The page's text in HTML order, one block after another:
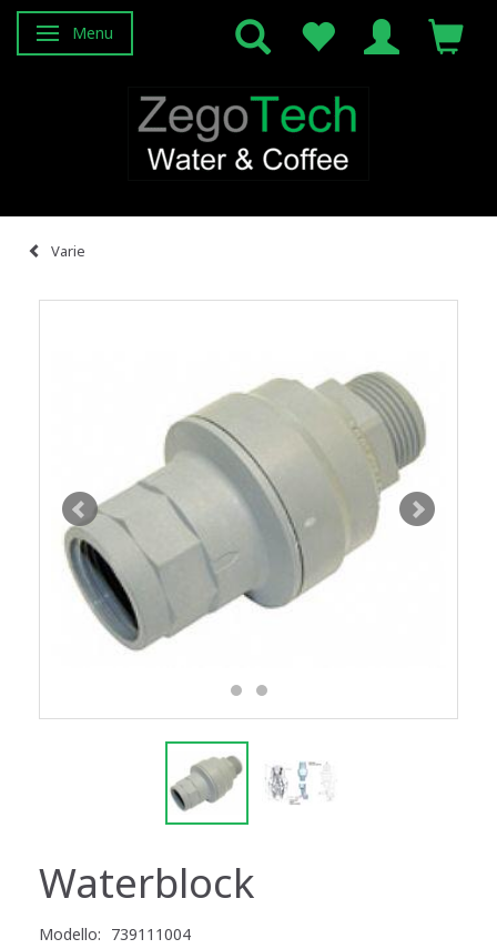
Attiva/disattiva navigazione
Menu
Varie
Waterblock
Modello: 739111004